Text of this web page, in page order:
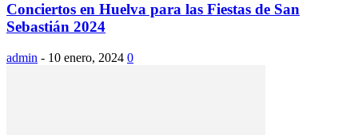
Conciertos en Huelva para las Fiestas de San
Sebastián 2024
admin - 10 enero, 2024 0